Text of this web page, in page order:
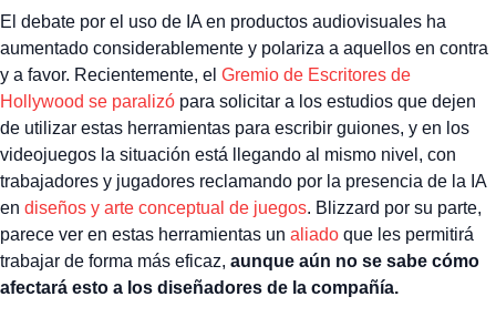
El debate por el uso de IA en productos audiovisuales ha
aumentado considerablemente y polariza a aquellos en contra
y a favor. Recientemente, el Gremio de Escritores de
Hollywood se paralizó para solicitar a los estudios que dejen
de utilizar estas herramientas para escribir guiones, y en los
videojuegos la situación está llegando al mismo nivel, con
trabajadores y jugadores reclamando por la presencia de la IA
en diseños y arte conceptual de juegos. Blizzard por su parte,
parece ver en estas herramientas un aliado que les permitirá
trabajar de forma más eficaz, aunque aún no se sabe cómo
afectará esto a los diseñadores de la compañía.